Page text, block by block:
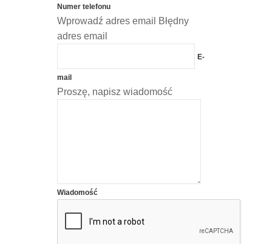
Numer telefonu
Wprowadź adres email
Błędny
adres email
E-
mail
Proszę, napisz wiadomość
Wiadomość